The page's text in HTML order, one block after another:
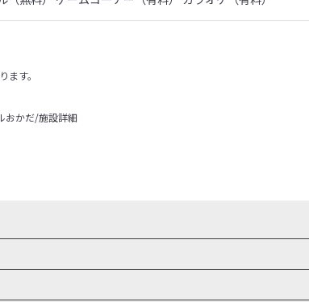
す。
おかだ/施設詳細
甲信越 山梨県 新潟県 長野県 東海 静岡県
奈良県 和歌山県 四国 徳島県 高知県 香川県